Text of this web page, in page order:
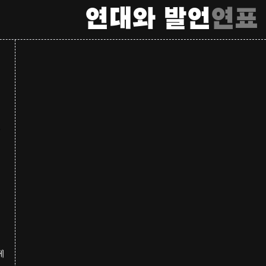
연대와 발언연표